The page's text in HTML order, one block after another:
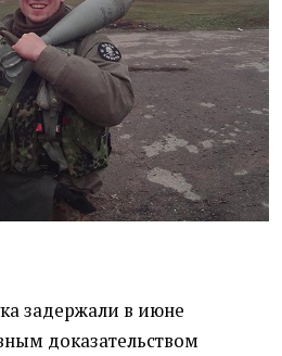
задержали в июне
доказательством